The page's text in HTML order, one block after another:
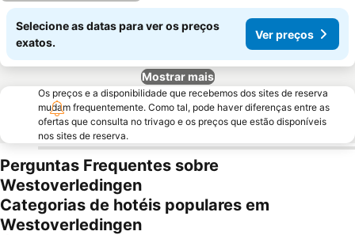
Selecione as datas para ver os preços
exatos.
Ver preços
Mostrar mais
Os preços e a disponibilidade que recebemos dos sites de reserva
mudam frequentemente. Como tal, pode haver diferenças entre as
ofertas que consulta no trivago e os preços que estão disponíveis
nos sites de reserva.
Perguntas Frequentes sobre
Westoverledingen
Categorias de hotéis populares em
Westoverledingen